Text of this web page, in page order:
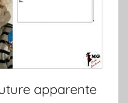
apparente